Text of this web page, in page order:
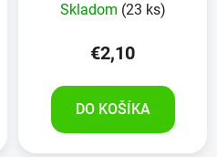
Skladom (23 ks)
€2,10
DO KOŠÍKA